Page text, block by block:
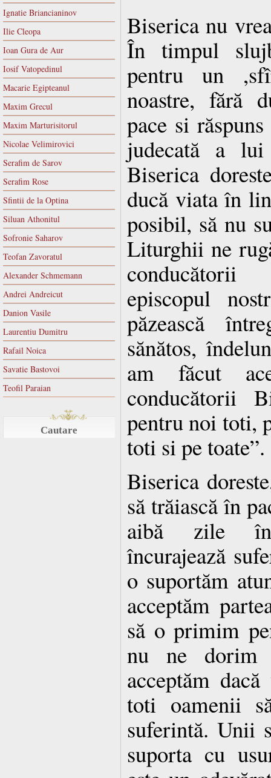
Ignatie Briancianinov
Ilie Cleopa
Ioan Gura de Aur
Iosif Vatopedinul
Macarie Egipteanul
Maxim Grecul
Maxim Marturisitorul
Nicolae Velimirovici
Serafim de Sarov
Serafim Rose
Sfintii de la Optina
Siluan Athonitul
Sofronie Saharov
Teofan Zavoratul
Alexander Schmemann
Andrei Andreicut
Danion Vasile
Laurentiu Dumitru
Rafail Noica
Savatie Bastovoi
Teofil Paraian
Cautare
Biserica nu
În timpul
pentru un
noastre, fără
pace si
judecată a
Biserica
ducă viata în
posibil, să nu
Liturghii ne
episcopul
păzească
sănătos,
am făcut
conducătorii
pentru noi toti,
toti si pe toate”.
Biserica
să trăiască în
aibă zile
încurajează
o suportăm
acceptăm
să o primim
nu ne dorim
acceptăm
toti oamenii
suferintă. Unii
suporta cu